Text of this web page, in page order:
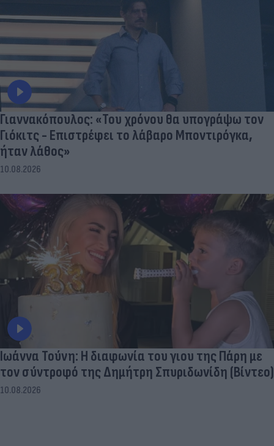
Γιαννακόπουλος: «Του χρόνου θα υπογράψω τον
Γιόκιτς - Επιστρέφει το λάβαρο Μποντιρόγκα,
ήταν λάθος»
10.08.2026
Ιωάννα Τούνη: Η διαφωνία του γιου της Πάρη με
τον σύντροφό της Δημήτρη Σπυριδωνίδη (Βίντεο)
10.08.2026